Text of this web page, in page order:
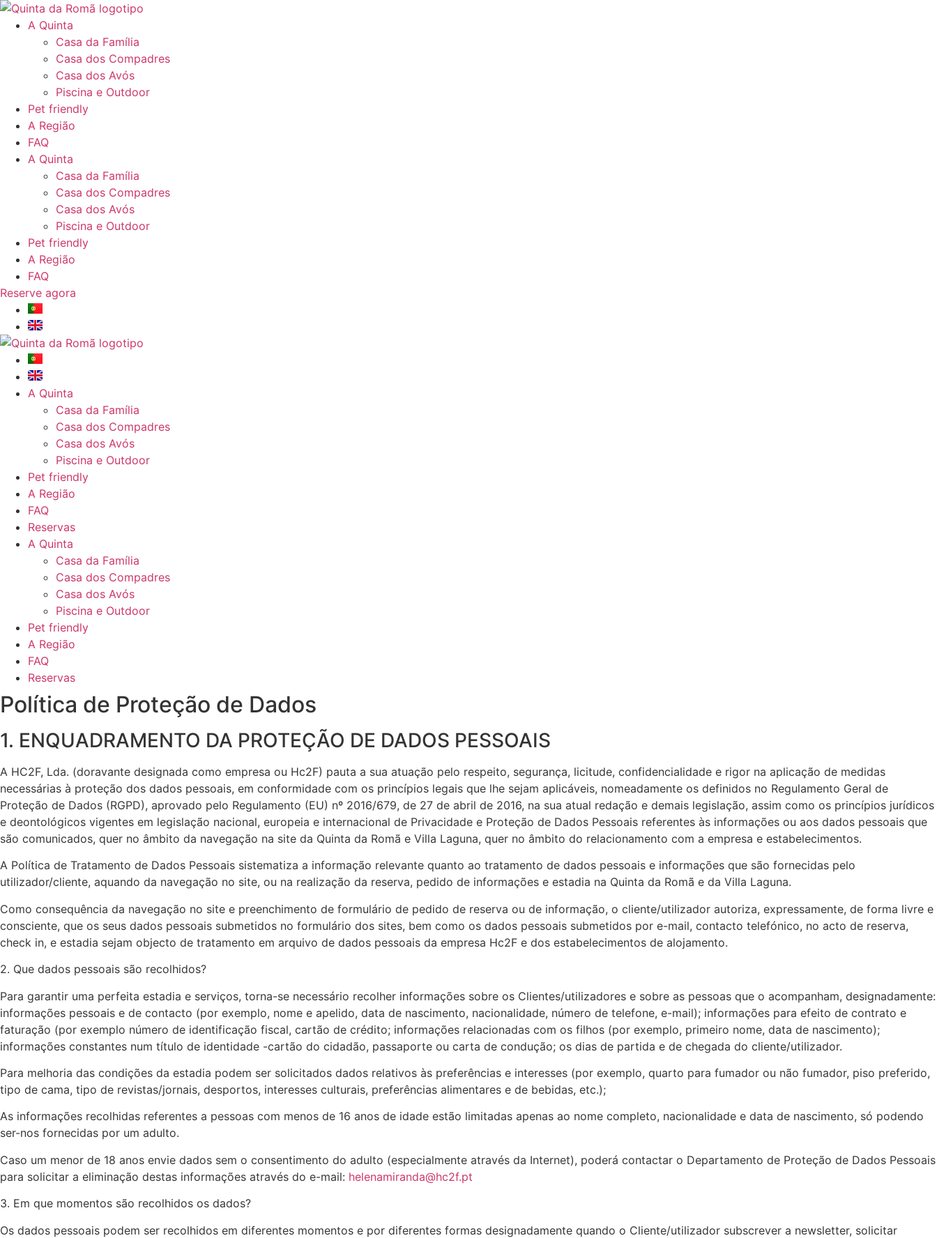
Pular
para
conteúdo
A Quinta
Casa da Família
Casa dos Compadres
Casa dos Avós
Piscina e Outdoor
Pet friendly
A Região
FAQ
A Quinta
Casa da Família
Casa dos Compadres
Casa dos Avós
Piscina e Outdoor
Pet friendly
A Região
FAQ
Reserve agora
A Quinta
Casa da Família
Casa dos Compadres
Casa dos Avós
Piscina e Outdoor
Pet friendly
A Região
FAQ
Reservas
A Quinta
Casa da Família
Casa dos Compadres
Casa dos Avós
Piscina e Outdoor
Pet friendly
A Região
FAQ
Reservas
Política de Proteção de Dados
1. ENQUADRAMENTO DA PROTEÇÃO DE DADOS PESSOAIS
A HC2F, Lda. (doravante designada como empresa ou Hc2F) pauta a sua atuação pelo respeito, segurança, licitude, confidencialidade e rigor na aplicação de medidas
necessárias à proteção dos dados pessoais, em conformidade com os princípios legais que lhe sejam aplicáveis, nomeadamente os definidos no Regulamento Geral de
Proteção de Dados (RGPD), aprovado pelo Regulamento (EU) nº 2016/679, de 27 de abril de 2016, na sua atual redação e demais legislação, assim como os princípios jurídicos
e deontológicos vigentes em legislação nacional, europeia e internacional de Privacidade e Proteção de Dados Pessoais referentes às informações ou aos dados pessoais que
são comunicados, quer no âmbito da navegação na site da Quinta da Romã e Villa Laguna, quer no âmbito do relacionamento com a empresa e estabelecimentos.
A Política de Tratamento de Dados Pessoais sistematiza a informação relevante quanto ao tratamento de dados pessoais e informações que são fornecidas pelo
utilizador/cliente, aquando da navegação no site, ou na realização da reserva, pedido de informações e estadia na Quinta da Romã e da Villa Laguna.
Como consequência da navegação no site e preenchimento de formulário de pedido de reserva ou de informação, o cliente/utilizador autoriza, expressamente, de forma livre e
consciente, que os seus dados pessoais submetidos no formulário dos sites, bem como os dados pessoais submetidos por e-mail, contacto telefónico, no acto de reserva,
check in, e estadia sejam objecto de tratamento em arquivo de dados pessoais da empresa Hc2F e dos estabelecimentos de alojamento.
2. Que dados pessoais são recolhidos?
Para garantir uma perfeita estadia e serviços, torna-se necessário recolher informações sobre os Clientes/utilizadores e sobre as pessoas que o acompanham, designadamente:
informações pessoais e de contacto (por exemplo, nome e apelido, data de nascimento, nacionalidade, número de telefone, e-mail); informações para efeito de contrato e
faturação (por exemplo número de identificação fiscal, cartão de crédito; informações relacionadas com os filhos (por exemplo, primeiro nome, data de nascimento);
informações constantes num título de identidade -cartão do cidadão, passaporte ou carta de condução; os dias de partida e de chegada do cliente/utilizador.
Para melhoria das condições da estadia podem ser solicitados dados relativos às preferências e interesses (por exemplo, quarto para fumador ou não fumador, piso preferido,
tipo de cama, tipo de revistas/jornais, desportos, interesses culturais, preferências alimentares e de bebidas, etc.);
As informações recolhidas referentes a pessoas com menos de 16 anos de idade estão limitadas apenas ao nome completo, nacionalidade e data de nascimento, só podendo
ser-nos fornecidas por um adulto.
Caso um menor de 18 anos envie dados sem o consentimento do adulto (especialmente através da Internet), poderá contactar o Departamento de Proteção de Dados Pessoais
para solicitar a eliminação destas informações através do e-mail: helenamiranda@hc2f.pt
3. Em que momentos são recolhidos os dados?
Os dados pessoais podem ser recolhidos em diferentes momentos e por diferentes formas designadamente quando o Cliente/utilizador subscrever a newsletter, solicitar